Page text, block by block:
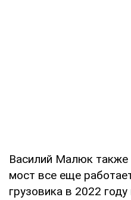
Василий Малюк
мост все еще
грузовика в 2022